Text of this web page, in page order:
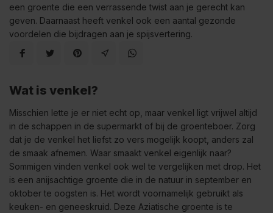
een groente die een verrassende twist aan je gerecht kan
geven. Daarnaast heeft venkel ook een aantal gezonde
voordelen die bijdragen aan je spijsvertering.
Wat is venkel?
Misschien lette je er niet echt op, maar venkel ligt vrijwel altijd
in de schappen in de supermarkt of bij de groenteboer. Zorg
dat je de venkel het liefst zo vers mogelijk koopt, anders zal
de smaak afnemen. Waar smaakt venkel eigenlijk naar?
Sommigen vinden venkel ook wel te vergelijken met drop. Het
is een anijsachtige groente die in de natuur in september en
oktober te oogsten is. Het wordt voornamelijk gebruikt als
keuken- en geneeskruid. Deze Aziatische groente is te